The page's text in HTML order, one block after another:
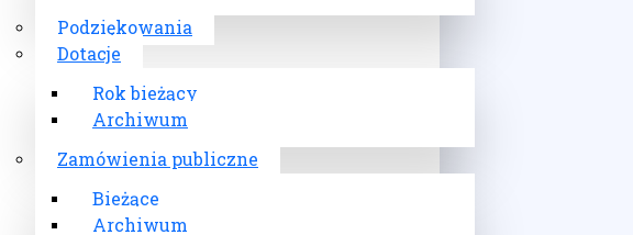
Podziękowania
Dotacje
Rok bieżący
Archiwum
Zamówienia publiczne
Bieżące
Archiwum